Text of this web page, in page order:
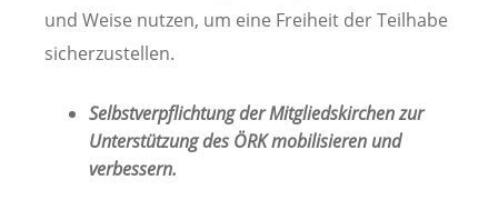
und Weise nutzen, um eine Freiheit der Teilhabe
sicherzustellen.
Selbstverpflichtung der Mitgliedskirchen zur
Unterstützung des ÖRK mobilisieren und
verbessern.